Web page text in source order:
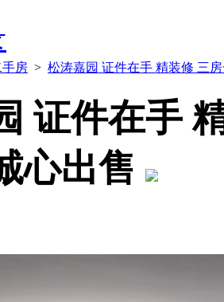
房 > 松涛嘉园 证件在手 精装修 三
证件在手
心出售